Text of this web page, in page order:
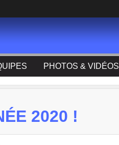
PHOTOS & VIDÉOS
2020 !